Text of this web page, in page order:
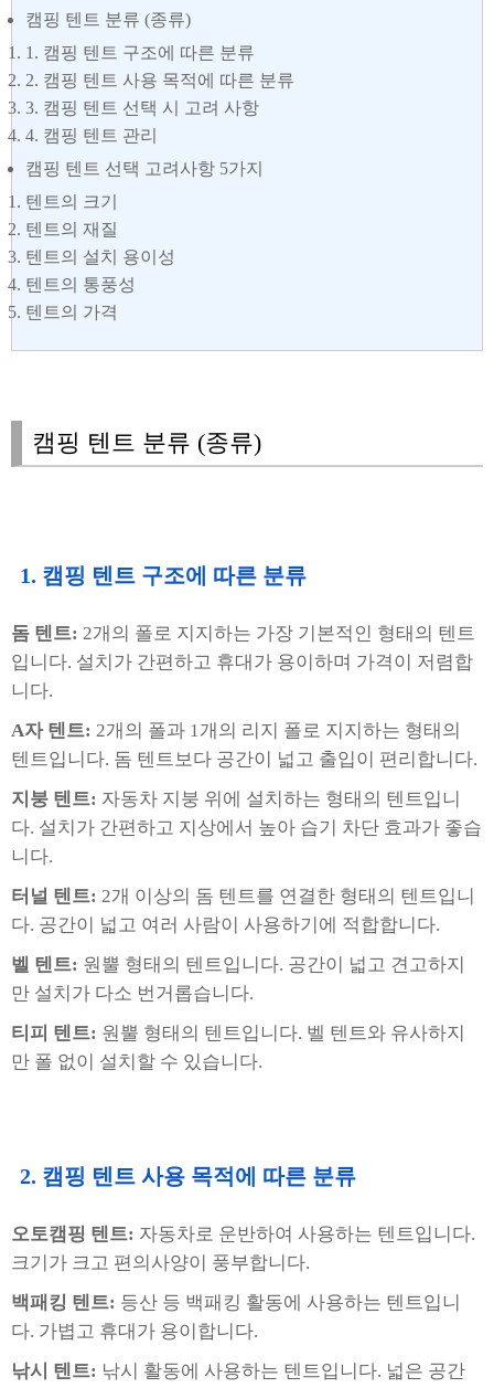
캠핑 텐트 분류 (종류)
1. 캠핑 텐트 구조에 따른 분류
2. 캠핑 텐트 사용 목적에 따른 분류
3. 캠핑 텐트 선택 시 고려 사항
4. 캠핑 텐트 관리
캠핑 텐트 선택 고려사항 5가지
텐트의 크기
텐트의 재질
텐트의 설치 용이성
텐트의 통풍성
텐트의 가격
캠핑 텐트 분류 (종류)
1. 캠핑 텐트 구조에 따른 분류
돔 텐트: 2개의 폴로 지지하는 가장 기본적인 형태의 텐트
입니다. 설치가 간편하고 휴대가 용이하며 가격이 저렴합
니다.
A자 텐트: 2개의 폴과 1개의 리지 폴로 지지하는 형태의
텐트입니다. 돔 텐트보다 공간이 넓고 출입이 편리합니다.
지붕 텐트: 자동차 지붕 위에 설치하는 형태의 텐트입니
다. 설치가 간편하고 지상에서 높아 습기 차단 효과가 좋습
니다.
터널 텐트: 2개 이상의 돔 텐트를 연결한 형태의 텐트입니
다. 공간이 넓고 여러 사람이 사용하기에 적합합니다.
벨 텐트: 원뿔 형태의 텐트입니다. 공간이 넓고 견고하지
만 설치가 다소 번거롭습니다.
티피 텐트: 원뿔 형태의 텐트입니다. 벨 텐트와 유사하지
만 폴 없이 설치할 수 있습니다.
2. 캠핑 텐트 사용 목적에 따른 분류
오토캠핑 텐트: 자동차로 운반하여 사용하는 텐트입니다.
크기가 크고 편의사양이 풍부합니다.
백패킹 텐트: 등산 등 백패킹 활동에 사용하는 텐트입니
다. 가볍고 휴대가 용이합니다.
낚시 텐트: 낚시 활동에 사용하는 텐트입니다. 넓은 공간